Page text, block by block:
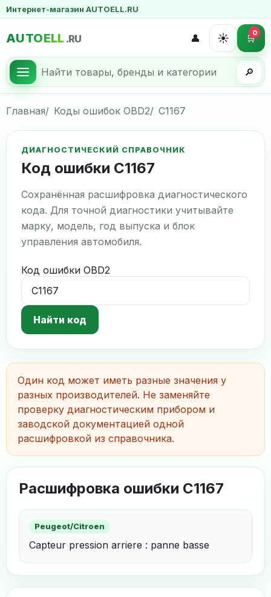
Интернет-магазин AUTOELL.RU
AUTOELL .RU
🔎
👤 ☀️ 🛒0
Главная Коды ошибок OBD2 C1167
ДИАГНОСТИЧЕСКИЙ СПРАВОЧНИК
Код ошибки C1167
Сохранённая расшифровка диагностического
кода. Для точной диагностики учитывайте
марку, модель, год выпуска и блок
управления автомобиля.
Код ошибки OBD2
Найти код
Один код может иметь разные значения у
разных производителей. Не заменяйте
проверку диагностическим прибором и
заводской документацией одной
расшифровкой из справочника.
Расшифровка ошибки C1167
Peugeot/Citroen
Capteur pression arriere : panne basse